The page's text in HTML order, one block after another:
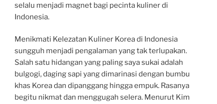
selalu menjadi magnet bagi pecinta kuliner di
Indonesia.
Menikmati Kelezatan Kuliner Korea di Indonesia
sungguh menjadi pengalaman yang tak terlupakan.
Salah satu hidangan yang paling saya sukai adalah
bulgogi, daging sapi yang dimarinasi dengan bumbu
khas Korea dan dipanggang hingga empuk. Rasanya
begitu nikmat dan menggugah selera. Menurut Kim